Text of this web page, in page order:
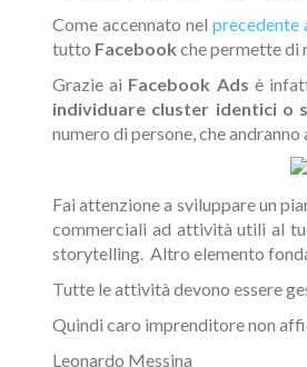
Come accennato nel precedente
tutto Facebook che permette di
Grazie ai Facebook Ads è
individuare cluster identici o
numero di persone, che
Fai attenzione a sviluppare un
commerciali ad attività utili al
storytelling. Altro elemento
Tutte le attività devono essere
Quindi caro imprenditore non
Leonardo Messina